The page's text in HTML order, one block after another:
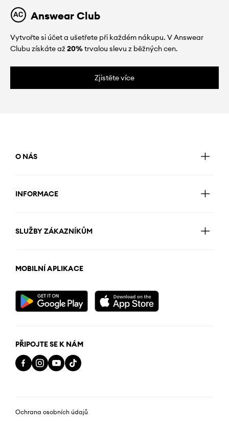
Answear Club
Vytvořte si účet a ušetřete při každém nákupu. V Answear
Clubu získáte až20%trvalou slevu z běžných cen.
Zjistěte více
O NÁS
INFORMACE
SLUŽBY ZÁKAZNÍKŮM
MOBILNÍ APLIKACE
PŘIPOJTE SE K NÁM
Ochrana osobních údajů